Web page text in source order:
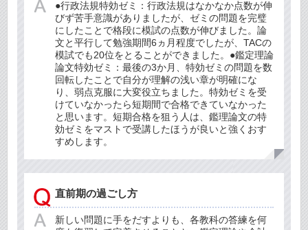
●行政法規特効ゼミ：行政法規はなかなか点数が伸
びず苦手意識がありましたが、ゼミの問題を完璧
にしたことで格段に模試の点数が伸びました。論
文と平行して勉強期間6ヵ月程度でしたが、TACの
模試でも20位をとることができました。●鑑定理論
論文特効ゼミ：最後の3か月、特効ゼミの問題を数
回転したことで自分が理解の浅い章が明確にな
り、弱点克服に大変役立ちました。特効ゼミを受
けていなかったら短期間で合格できていなかった
と思います。短期合格を狙う人は、鑑理論文の特
効ゼミをマストで受講したほうが良いと強くおす
すめします。
直前期の過ごし方
新しい問題に手をだすよりも、各教科の答練を何